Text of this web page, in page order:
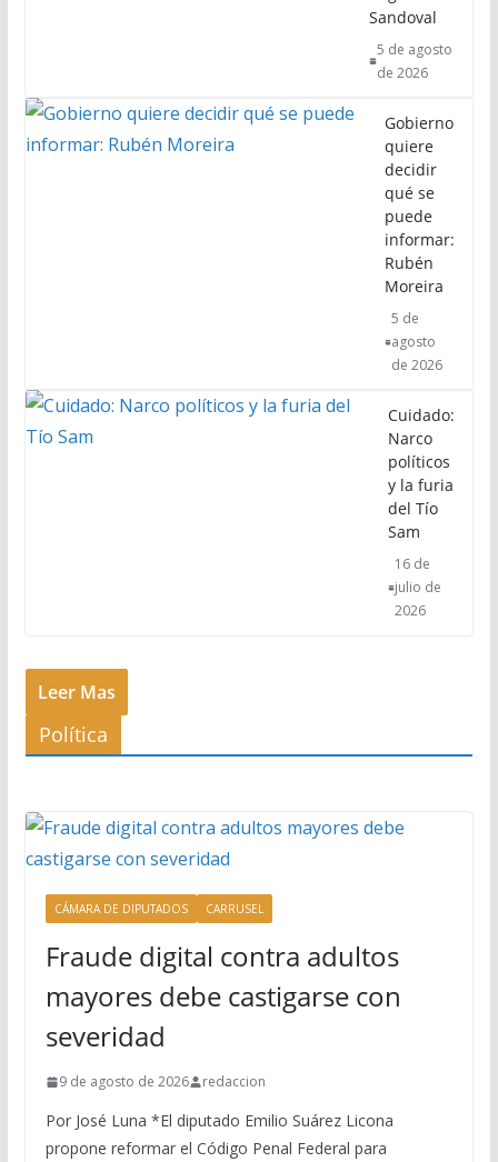
Sandoval
5 de agosto
de 2026
Gobierno
quiere
decidir
qué se
puede
informar:
Rubén
Moreira
5 de
agosto
de 2026
Cuidado:
Narco
políticos
y la furia
del Tío
Sam
16 de
julio de
2026
Leer Mas
Política
CÁMARA DE DIPUTADOS CARRUSEL
Fraude digital contra adultos
mayores debe castigarse con
severidad
9 de agosto de 2026 redaccion
Por José Luna *El diputado Emilio Suárez Licona
propone reformar el Código Penal Federal para